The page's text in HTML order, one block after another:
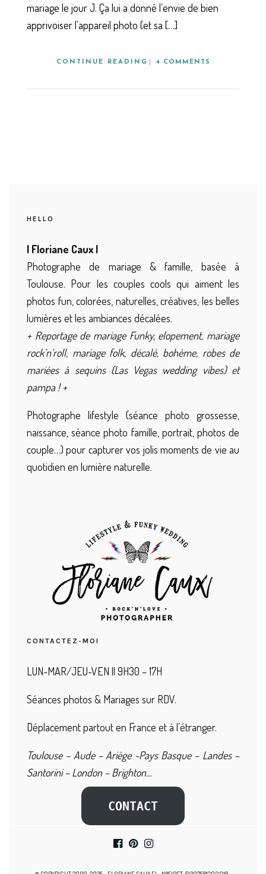
mariage le jour J. Ça lui a donné l’envie de bien
apprivoiser l’appareil photo (et sa […]
CONTINUE READING 4 COMMENTS
HELLO
| Floriane Caux |
Photographe de mariage & famille, basée à
Toulouse. Pour les couples cools qui aiment les
photos fun, colorées, naturelles, créatives, les belles
lumières et les ambiances décalées.
+ Reportage de mariage Funky, elopement, mariage
rock’n’roll, mariage folk, décalé, bohème, robes de
mariées à sequins (Las Vegas wedding vibes) et
pampa ! +
Photographe lifestyle (séance photo grossesse,
naissance, séance photo famille, portrait, photos de
couple…) pour capturer vos jolis moments de vie au
quotidien en lumière naturelle.
CONTACTEZ-MOI
LUN-MAR/JEU-VEN || 9H30 – 17H
Séances photos & Mariages sur RDV.
Déplacement partout en France et à l’étranger.
Toulouse – Aude – Ariège -Pays Basque – Landes –
Santorini – London – Brighton…
CONTACT